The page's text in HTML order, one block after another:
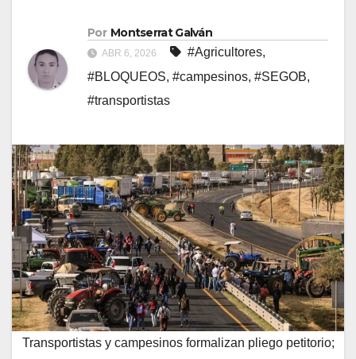
Por Montserrat Galván
ABR 6, 2026 #Agricultores,
#BLOQUEOS, #campesinos, #SEGOB,
#transportistas
Transportistas y campesinos formalizan pliego petitorio;